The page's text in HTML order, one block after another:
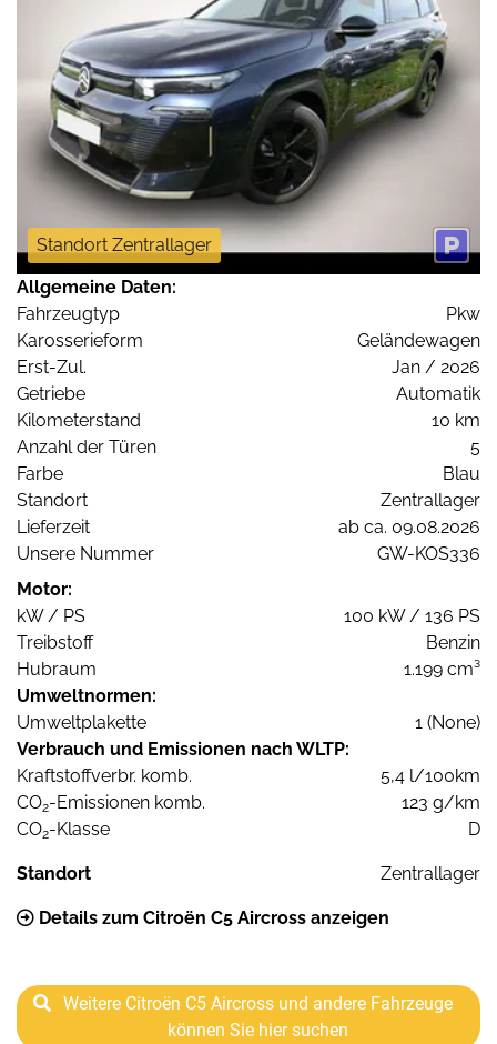
Standort Zentrallager
Allgemeine Daten:
Fahrzeugtyp
Pkw
Karosserieform
Geländewagen
Erst-Zul.
Jan / 2026
Getriebe
Automatik
Kilometerstand
10 km
Anzahl der Türen
5
Farbe
Blau
Standort
Zentrallager
Lieferzeit
ab ca. 09.08.2026
Unsere Nummer
GW-KOS336
Motor:
kW / PS
100 kW / 136 PS
Treibstoff
Benzin
Hubraum
1.199 cm³
Umweltnormen:
Umweltplakette
1 (None)
Verbrauch und Emissionen nach WLTP:
Kraftstoffverbr. komb.
5,4 l/100km
CO2-Emissionen komb.
123 g/km
CO2-Klasse D
Standort Zentrallager
Details zum Citroën C5 Aircross anzeigen
Weitere Citroën C5 Aircross und andere Fahrzeuge
können Sie hier suchen